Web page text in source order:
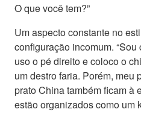
O que você tem?”
Um aspecto constante no
configuração incomum. “Sou
uso o pé direito e coloco o
um destro faria. Porém, meu
prato China também ficam à
estão organizados como um